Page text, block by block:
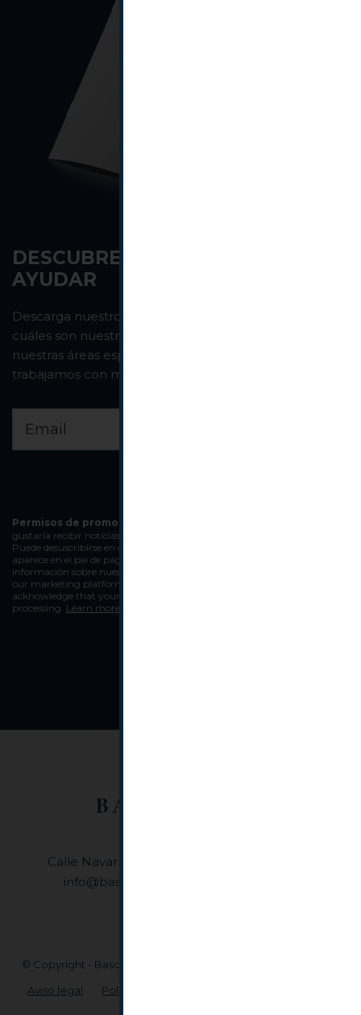
DESCUBRE CÓMO TE PODEMOS
AYUDAR
Descarga nuestro dossier de servicios y descubre
cuáles son nuestras fortalezas. Si tienes dudas revisa
nuestras áreas especializadas y los sectores que
trabajamos con mayor éxito.
Permisos de promoción.
gustaría recibir noticias de Basquelaw Abogados:
Puede desuscribirse en cualquier momento haciendo clic en el enlace que
aparece en el pie de página de nuestros correos electrónicos. Más
información sobre nuestra
our marketing platform. By clicking below to subscribe, you
acknowledge that your information will be transferred to Mailchimp for
processing. Learn more about Mailchimp's privacy practices here.
Calle Navarra, 8, 1º F • 48001, Bilbao (Bizkaia)
info@basquelaw.com
© Copyright - Basquelaw Abogados, Economistas y Asesores
Aviso legal Política de privacidad